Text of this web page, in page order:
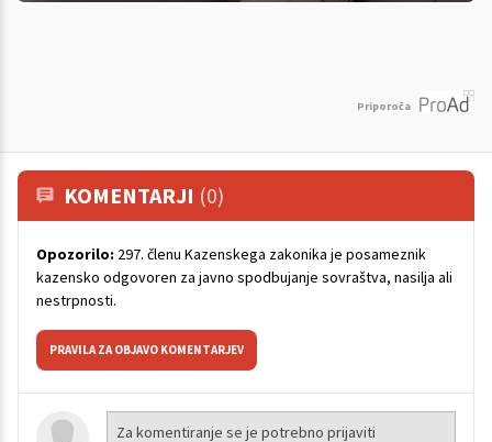
Priporoča
KOMENTARJI (0)
Opozorilo: 297. členu Kazenskega zakonika je posameznik
kazensko odgovoren za javno spodbujanje sovraštva, nasilja ali
nestrpnosti.
PRAVILA ZA OBJAVO KOMENTARJEV